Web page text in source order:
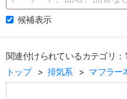
候補表示
関連付けられているカテゴリ：
トップ
排気系 マフラー